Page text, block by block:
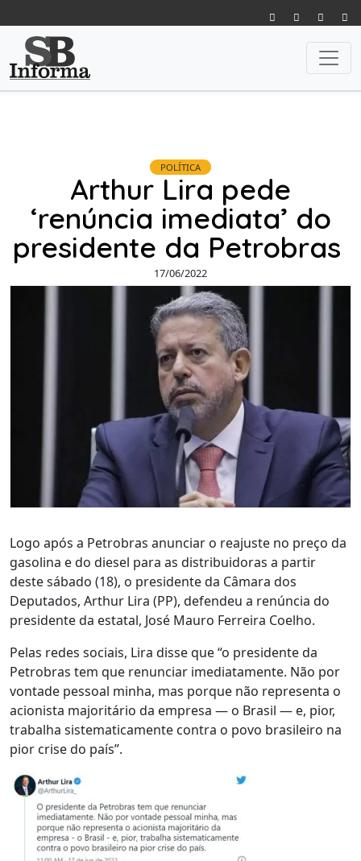
POLÍTICA
Arthur Lira pede
‘renúncia imediata’ do
presidente da Petrobras
17/06/2022
Logo após a Petrobras anunciar o reajuste no preço da
gasolina e do diesel para as distribuidoras a partir
deste sábado (18), o presidente da Câmara dos
Deputados, Arthur Lira (PP), defendeu a renúncia do
presidente da estatal, José Mauro Ferreira Coelho.
Pelas redes sociais, Lira disse que “o presidente da
Petrobras tem que renunciar imediatamente. Não por
vontade pessoal minha, mas porque não representa o
acionista majoritário da empresa — o Brasil — e, pior,
trabalha sistematicamente contra o povo brasileiro na
pior crise do país”.